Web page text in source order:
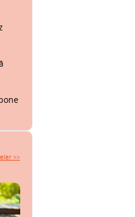
>>